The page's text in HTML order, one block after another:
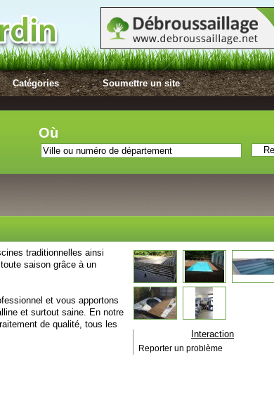
Catégories Soumettre un site
Où
traditionnelles ainsi
saison grâce à un
et vous apportons
et surtout saine. En notre
de qualité, tous les
Interaction
Reporter un problème